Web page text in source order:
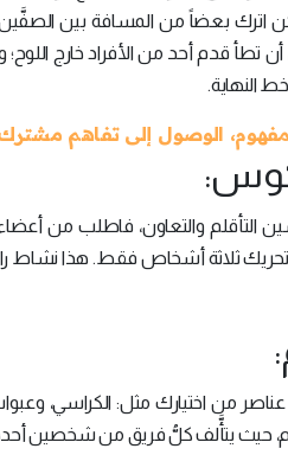
لكن اترك بعضاً من المسافة بين
أن تطأ قدم أحد من الأفراد خارج
النهاية.
الوصول إلى تفاهم
التأقلم والتعاون، فاطلب من
ثلاثة أشخاص فقط. هذا نشاط
من اختيارك مثل: الكراسي،
حيث يتأَّلف كلُّ فريق من شخصين